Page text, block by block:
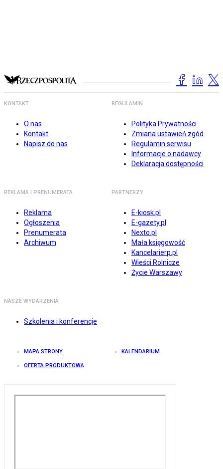
KONTAKT
O nas
Kontakt
Napisz do nas
REGULAMIN
Polityka Prywatności
Zmiana ustawień zgód
Regulamin serwisu
Informacje o nadawcy
Deklaracja dostępności
REKLAMA I PRENUMERATA
Reklama
Ogłoszenia
Prenumerata
Archiwum
PARTNERZY
E-kiosk.pl
E-gazety.pl
Nexto.pl
Mała księgowość
Kancelarierp.pl
Wieści Rolnicze
Życie Warszawy
NASZE WYDARZENIA
Szkolenia i konferencje
MAPA STRONY KALENDARIUM
OFERTA PRODUKTOWA